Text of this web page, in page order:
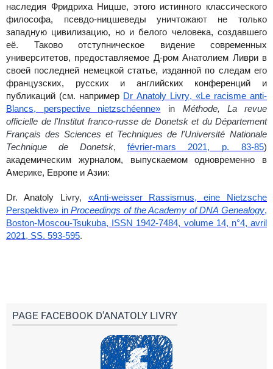
наследия Фридриха Ницше, этого истинного классического
философа, псевдо-ницшеведы
уничтожают
не только
западную цивилизацию, но и белого человека, создавшего
еë. Таково отступническое видение современных
университетов, предоставляемое Д-ром Анатолием Ливри в
своей последней немецкой статье, изданной по следам его
французских, русских и английских конференций и
публикаций (см. например Dr Anatoly Livry, «Le racisme anti-
Blancs, perspective nietzschéenne» in Méthode,La
revue
officielle de l'Institut franco-russe de Donetsk et du Département
Français des Sciences et Techniques de l'Université Nationale
Technique
de Donetsk, février-mars 2021, p. 83-85)
академическим журналом, выпускаемом
одновременно в
Америке, Европе и Азии:
Dr. Anatoly Livry, «Anti-weisser Rassismus, eine Nietzsche
Perspektive» inProceedings of the Academy of DNA Genealogy,
Boston-Moscou-Tsukuba, ISSN 1942-7484, volume 14, n°4, avril
2021, SS. 593-595.
PAGE FACEBOOK D'ANATOLY LIVRY